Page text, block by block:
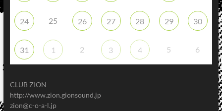
24 25 26 27 28 29 30
31 1 2 3 4 5 6
CLUB ZION
http://www.zion.gionsound.jp
zion@c-o-a-l.jp